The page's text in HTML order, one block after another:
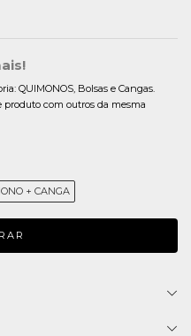
QUIMONOS, Bolsas e Cangas.
produto com outros da mesma
+ CANGA